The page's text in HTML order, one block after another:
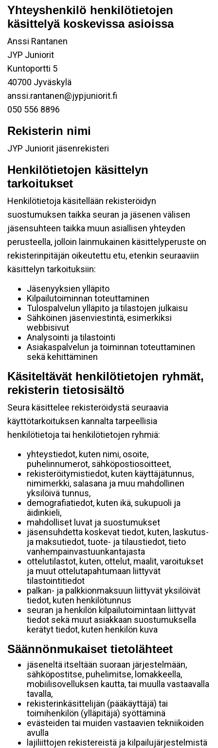
Yhteyshenkilö henkilötietojen
käsittelyä koskevissa asioissa
Anssi Rantanen
JYP Juniorit
Kuntoportti 5
40700 Jyväskylä
anssi.rantanen@jypjuniorit.fi
050 556 8896
Rekisterin nimi
JYP Juniorit jäsenrekisteri
Henkilötietojen käsittelyn
tarkoitukset
Henkilötietoja käsitellään rekisteröidyn
suostumuksen taikka seuran ja jäsenen välisen
jäsensuhteen taikka muun asiallisen yhteyden
perusteella, jolloin lainmukainen käsittelyperuste on
rekisterinpitäjän oikeutettu etu, etenkin seuraaviin
käsittelyn tarkoituksiin:
Jäsenyyksien ylläpito
Kilpailutoiminnan toteuttaminen
Tulospalvelun ylläpito ja tilastojen julkaisu
Sähköinen jäsenviestintä, esimerkiksi
webbisivut
Analysointi ja tilastointi
Asiakaspalvelun ja toiminnan toteuttaminen
sekä kehittäminen
Käsiteltävät henkilötietojen ryhmät,
rekisterin tietosisältö
Seura käsittelee rekisteröidystä seuraavia
käyttötarkoituksen kannalta tarpeellisia
henkilötietoja tai henkilötietojen ryhmiä:
yhteystiedot, kuten nimi, osoite,
puhelinnumerot, sähköpostiosoitteet,
rekisteröitymistiedot, kuten käyttäjätunnus,
nimimerkki, salasana ja muu mahdollinen
yksilöivä tunnus,
demografiatiedot, kuten ikä, sukupuoli ja
äidinkieli,
mahdolliset luvat ja suostumukset
jäsensuhdetta koskevat tiedot, kuten, laskutus-
ja maksutiedot, tuote- ja tilaustiedot, tieto
vanhempainvastuunkantajasta
ottelutilastot, kuten, ottelut, maalit, varoitukset
ja muut ottelutapahtumaan liittyvät
tilastointitiedot
palkan- ja palkkionmaksuun liittyvät yksilöivät
tiedot, kuten henkilötunnus
seuran ja henkilön kilpailutoimintaan liittyvät
tiedot sekä muut asiakkaan suostumuksella
kerätyt tiedot, kuten henkilön kuva
Säännönmukaiset tietolähteet
jäseneltä itseltään suoraan järjestelmään,
sähköpostitse, puhelimitse, lomakkeella,
mobiilisovelluksen kautta, tai muulla vastaavalla
tavalla,
rekisterinkäsittelijän (pääkäyttäjä) tai
toimihenkilön (ylläpitäjä) syöttäminä
evästeiden tai muiden vastaavien tekniikoiden
avulla
lajiliittojen rekistereistä ja kilpailujärjestelmistä